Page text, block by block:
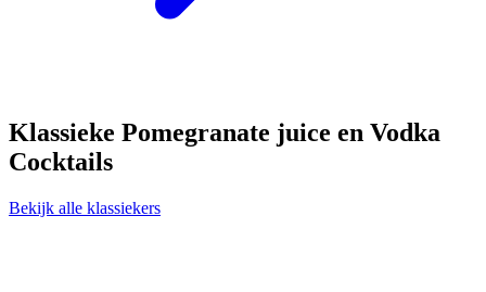
Klassieke Pomegranate juice en Vodka
Cocktails
Bekijk alle klassiekers